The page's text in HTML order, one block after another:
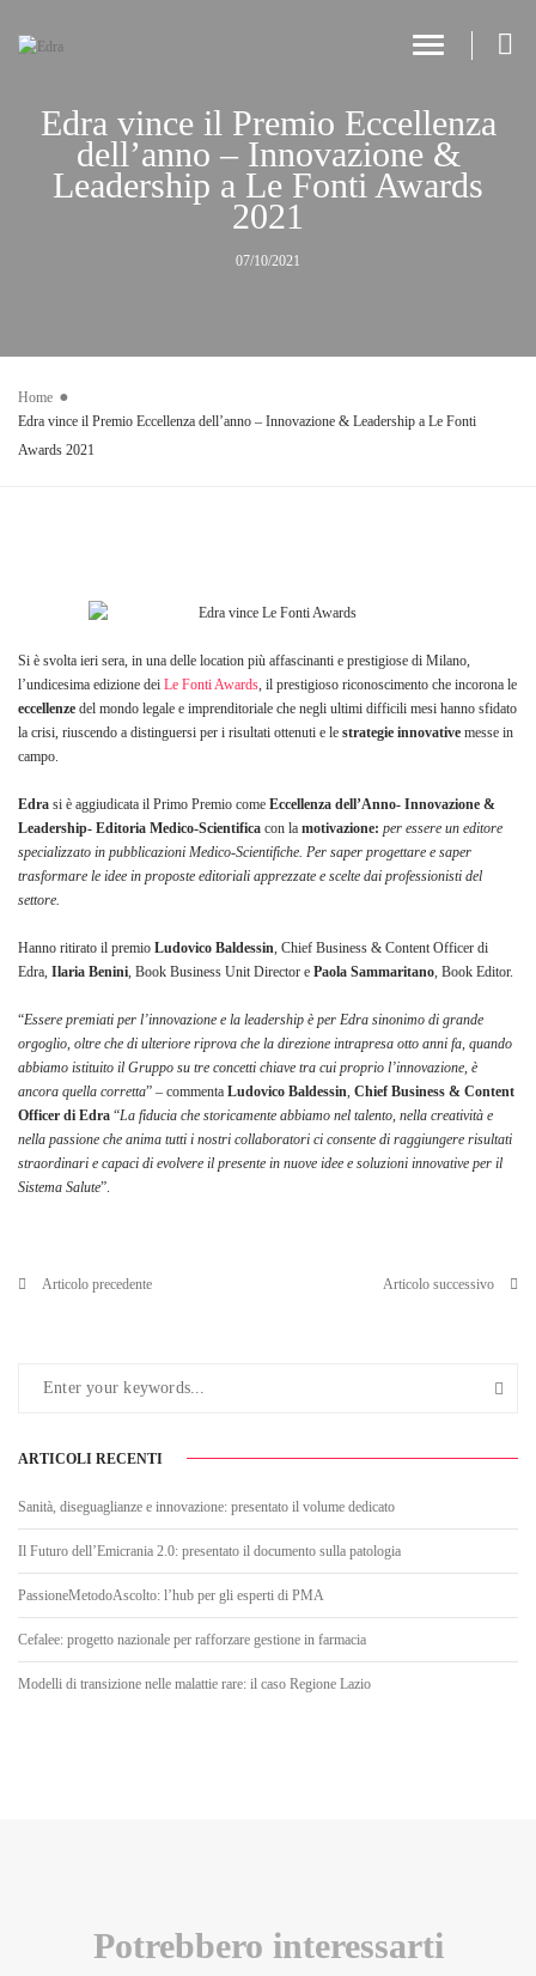
Toggle
Edra vince il Premio Eccellenza
dell’anno – Innovazione &
Leadership a Le Fonti Awards
2021
07/10/2021
Home
Edra vince il Premio Eccellenza dell’anno – Innovazione & Leadership a Le Fonti
Awards 2021
Si è svolta ieri sera, in una delle location più affascinanti e prestigiose di Milano,
l’undicesima edizione dei Le Fonti Awards, il prestigioso riconoscimento che incorona le
eccellenze del mondo legale e imprenditoriale che negli ultimi difficili mesi hanno sfidato
la crisi, riuscendo a distinguersi per i risultati ottenuti e le strategie innovative messe in
campo.
Edra si è aggiudicata il Primo Premio come Eccellenza dell’Anno- Innovazione &
Leadership- Editoria Medico-Scientifica con la motivazione: per essere un editore
specializzato in pubblicazioni Medico-Scientifiche. Per saper progettare e saper
trasformare le idee in proposte editoriali apprezzate e scelte dai professionisti del
settore.
Hanno ritirato il premio Ludovico Baldessin, Chief Business & Content Officer di
Edra, Ilaria Benini, Book Business Unit Director e Paola Sammaritano, Book Editor.
“Essere premiati per l’innovazione e la leadership è per Edra sinonimo di grande
orgoglio, oltre che di ulteriore riprova che la direzione intrapresa otto anni fa, quando
abbiamo istituito il Gruppo su tre concetti chiave tra cui proprio l’innovazione, è
ancora quella corretta” – commenta Ludovico Baldessin, Chief Business & Content
Officer di Edra “La fiducia che storicamente abbiamo nel talento, nella creatività e
nella passione che anima tutti i nostri collaboratori ci consente di raggiungere risultati
straordinari e capaci di evolvere il presente in nuove idee e soluzioni innovative per il
Sistema Salute”.
Articolo precedente Articolo successivo
ARTICOLI RECENTI
Sanità, diseguaglianze e innovazione: presentato il volume dedicato
Il Futuro dell’Emicrania 2.0: presentato il documento sulla patologia
PassioneMetodoAscolto: l’hub per gli esperti di PMA
Cefalee: progetto nazionale per rafforzare gestione in farmacia
Modelli di transizione nelle malattie rare: il caso Regione Lazio
Potrebbero interessarti